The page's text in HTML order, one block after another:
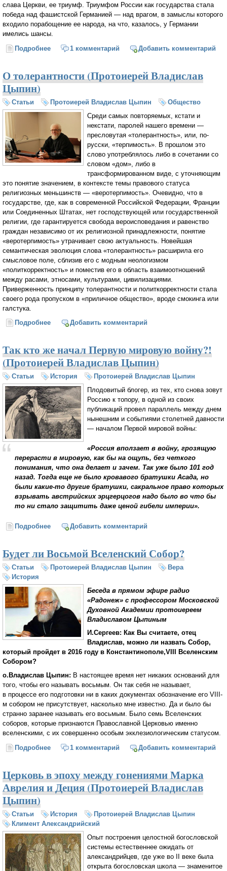
слава Церкви, ее триумф. Триумфом России как государства стала
победа над фашистской Германией — над врагом, в замыслы которого
входило порабощение ее народа, на что, казалось, у Германии
имелись шансы.
Подробнее о Канун катастрофы (Протоиерей Владислав Цыпин)
1 комментарий Добавить комментарий
О толерантности (Протоиерей Владислав
Цыпин)
Статьи Протоиерей Владислав Цыпин
Общество
Среди самых повторяемых, кстати и
некстати, паролей нашего времени —
пресловутая «толерантность», или, по-
русски, «терпимость». В прошлом это
слово употреблялось либо в сочетании со
словом «дом», либо в
трансформированном виде, с уточняющим
это понятие значением, в контексте темы правового статуса
религиозных меньшинств — «веротерпимость». Очевидно, что в
государстве, где, как в современной Российской Федерации, Франции
или Соединенных Штатах, нет господствующей или государственной
религии, где гарантируется свобода вероисповедания и равенство
граждан независимо от их религиозной принадлежности, понятие
«веротерпимость» утрачивает свою актуальность. Новейшая
семантическая эволюция слова «толерантность» расширила его
смысловое поле, сблизив его с модным неологизмом
«политкорректность» и поместив его в область взаимоотношений
между расами, этносами, культурами, цивилизациями.
Приверженность принципу толерантности и политкорректности стала
своего рода пропуском в «приличное общество», вроде смокинга или
галстука.
Подробнее о О толерантности (Протоиерей Владислав Цыпин)
Добавить комментарий
Так кто же начал Первую мировую войну?!
(Протоиерей Владислав Цыпин)
Статьи История
Протоиерей Владислав Цыпин
Плодовитый блогер, из тех, кто снова зовут
Россию к топору, в одной из своих
публикаций провел параллель между днем
нынешним и событиями столетней давности
— началом Первой мировой войны:
«Россия вползает в войну, грозящую
перерасти в мировую, как бы на ощупь, без четкого
понимания, что она делает и зачем. Так уже было 101 год
назад. Тогда еще не было кровавого братушки Асада, но
были какие-то другие братушки, сакральное право которых
взрывать австрийских эрцгерцогов надо было во что бы
то ни стало защитить даже ценой гибели империи».
Подробнее о Так кто же начал Первую мировую войну?!
Добавить комментарий
Будет ли Восьмой Вселенский Собор?
Статьи Протоиерей Владислав Цыпин
Вера
История
Беседа в прямом эфире радио
«Радонеж» с профессором Московской
Духовной Академии протоиереем
Владиславом Цыпиным
И.Сергеев: Как Вы считаете, отец
Владислав, можно ли назвать Собор,
который пройдет в 2016 году в Константинополе,VIII Вселенским
Собором?
о.Владислав Цыпин: В настоящее время нет никаких оснований для
того, чтобы его называть восьмым. Он так себя не называет,
в процессе его подготовки ни в каких документах обозначение его VIII-
м собором не присутствует, насколько мне известно. Да и было бы
странно заранее называть его восьмым. Было семь Вселенских
соборов, которые признаются Православной Церковью именно
вселенскими, с их совершенно особым экклезиологическим статусом.
Подробнее о Будет ли Восьмой Вселенский Собор?
1 комментарий Добавить комментарий
Церковь в эпоху между гонениями Марка
Аврелия и Деция (Протоиерей Владислав
Цыпин)
Статьи История
Протоиерей Владислав Цыпин
Климент Александрийский
Опыт построения целостной богословской
системы естественнее ожидать от
александрийцев, где уже во II веке была
открыта богословская школа — знаменитое